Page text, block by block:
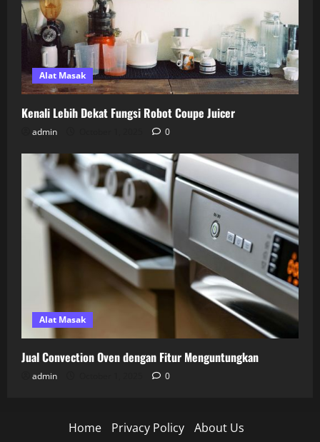
Alat Masak
Kenali Lebih Dekat Fungsi Robot Coupe Juicer
admin 0
Alat Masak
Jual Convection Oven dengan Fitur Menguntungkan
admin 0
Home Privacy Policy About Us